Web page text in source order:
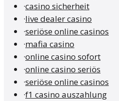
·casino sicherheit
·live dealer casino
·seriöse online casinos
·mafia casino
·online casino sofort
·online casino seriös
·seriöse online casinos
·f1 casino auszahlung